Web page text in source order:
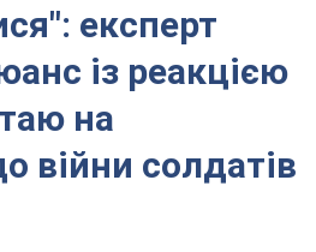
експерт
із реакцією
на
війни солдатів